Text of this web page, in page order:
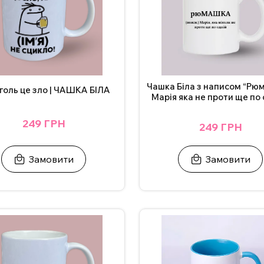
це зло | ЧАШКА БІЛА
249 ГРН
Замовити
Чашка Біла з написом
Марія яка не проти ще по
249 ГРН
Замовити